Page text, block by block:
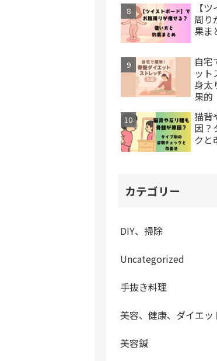
【
周り
果ま
自宅
ット
身太
果的
猫背
因？
クと
カテゴリー
DIY、掃除
Uncategorized
手抜き料理
美容、健康、ダイエッ
美容鍼